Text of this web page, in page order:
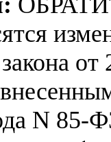
N 85-